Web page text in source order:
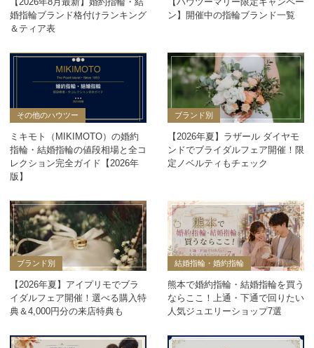
婚指輪ブランド格付けランキング
＆ティア表
ン】開催中の指輪ブランド一覧
その他のハウツー
ミキモト（MIKIMOTO）の婚約
指輪・結婚指輪の値段相場と全コ
レクション完全ガイド【2026年
版】
ブランド別
【2026年夏】ラザール ダイヤモ
ンドでブライダルフェア開催！限
定ノベルティもチェック
ブランド別
【2026年夏】アイプリモでブラ
イダルフェア開催！選べる購入特
典＆4,000円分の来店特典も
結婚指輪・婚約指輪
熊本で婚約指輪・結婚指輪を買う
ならここ！上通・下通で回りたい
人気ジュエリーショップ7選